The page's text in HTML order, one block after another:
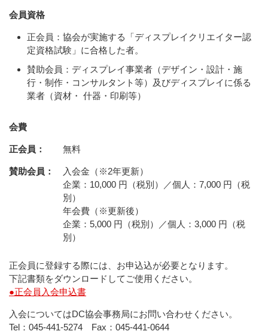
会員資格
正会員：協会が実施する「ディスプレイクリエイター認
定資格試験」に合格した者。
賛助会員：ディスプレイ事業者（デザイン・設計・施
行・制作・コンサルタント等）及びディスプレイに係る
業者（資材・ 什器・印刷等）
会費
正会員： 無料
賛助会員：
入会金（※2年更新）
企業：10,000 円（税別）／個人：7,000 円（税
別）
年会費（※更新後）
企業：5,000 円（税別）／個人：3,000 円（税
別）
正会員に登録する際には、お申込込が必要となります。
下記書類をダウンロードしてご使用ください。
●正会員入会申込書
入会についてはDC協会事務局にお問い合わせください。
Tel：045-441-5274 Fax：045-441-0644